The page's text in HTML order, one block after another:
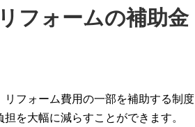
フォームの補助金
フォーム費用の一部を補助する制
を大幅に減らすことができます。